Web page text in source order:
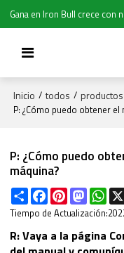
Gana en Iron Bull crece con
Inicio / todos / productos
P: ¿Cómo puedo obtener
P: ¿Cómo puedo
máquina?
ShareFacebookPinterest
Tiempo de Actualización:
R: Vaya a la página